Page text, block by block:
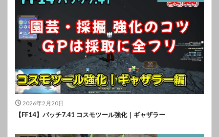
2026年2月20日
【FF14】パッチ7.41 コスモツール強化｜ギャザラー